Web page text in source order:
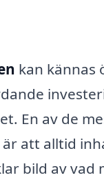
kan kännas
En av de
att alltid
bild av